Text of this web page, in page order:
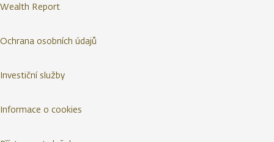
Wealth Report
Ochrana osobních údajů
Investiční služby
Informace o cookies